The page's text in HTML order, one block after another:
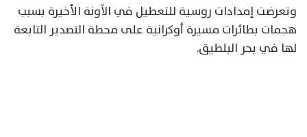
وتعرضت إمدادات روسية للتعطيل في الآونة الأخيرة بسبب
هجمات بطائرات مسيرة أوكرانية على محطة التصدير التابعة
لها في بحر البلطيق.